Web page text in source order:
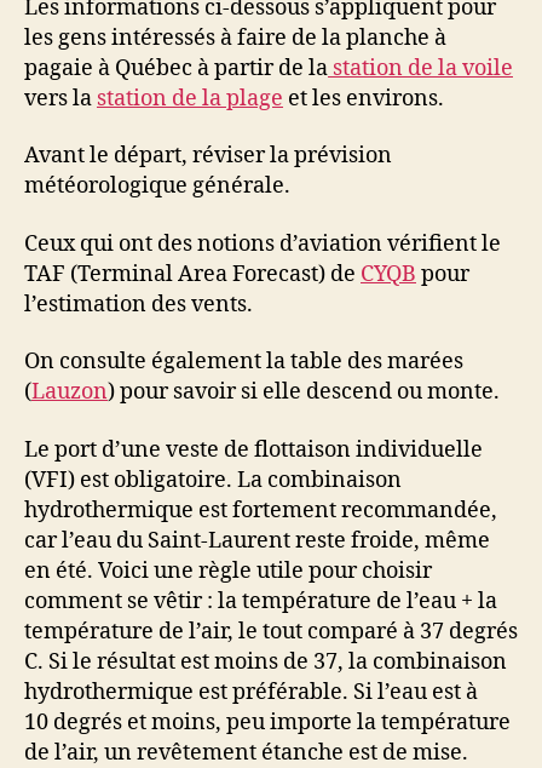
Les informations ci-dessous s’appliquent pour
les gens intéressés à faire de la planche à
pagaie à Québec à partir de la station de la voile
vers la station de la plage et les environs.
Avant le départ, réviser la prévision
météorologique générale.
Ceux qui ont des notions d’aviation vérifient le
TAF (Terminal Area Forecast) de CYQB pour
l’estimation des vents.
On consulte également la table des marées
(Lauzon) pour savoir si elle descend ou monte.
Le port d’une veste de flottaison individuelle
(VFI) est obligatoire. La combinaison
hydrothermique est fortement recommandée,
car l’eau du Saint-Laurent reste froide, même
en été. Voici une règle utile pour choisir
comment se vêtir : la température de l’eau + la
température de l’air, le tout comparé à 37 degrés
C. Si le résultat est moins de 37, la combinaison
hydrothermique est préférable. Si l’eau est à
10 degrés et moins, peu importe la température
de l’air, un revêtement étanche est de mise.